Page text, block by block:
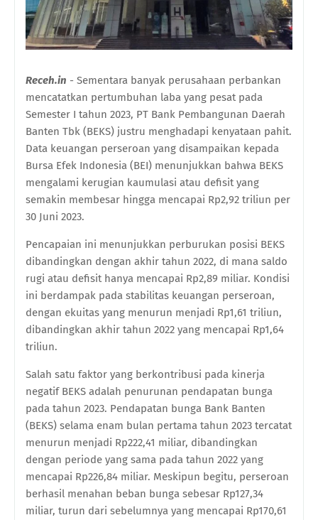
Receh.in - Sementara banyak perusahaan perbankan
mencatatkan pertumbuhan laba yang pesat pada
Semester I tahun 2023, PT Bank Pembangunan Daerah
Banten Tbk (BEKS) justru menghadapi kenyataan pahit.
Data keuangan perseroan yang disampaikan kepada
Bursa Efek Indonesia (BEI) menunjukkan bahwa BEKS
mengalami kerugian kaumulasi atau defisit yang
semakin membesar hingga mencapai Rp2,92 triliun per
30 Juni 2023.
Pencapaian ini menunjukkan perburukan posisi BEKS
dibandingkan dengan akhir tahun 2022, di mana saldo
rugi atau defisit hanya mencapai Rp2,89 miliar. Kondisi
ini berdampak pada stabilitas keuangan perseroan,
dengan ekuitas yang menurun menjadi Rp1,61 triliun,
dibandingkan akhir tahun 2022 yang mencapai Rp1,64
triliun.
Salah satu faktor yang berkontribusi pada kinerja
negatif BEKS adalah penurunan pendapatan bunga
pada tahun 2023. Pendapatan bunga Bank Banten
(BEKS) selama enam bulan pertama tahun 2023 tercatat
menurun menjadi Rp222,41 miliar, dibandingkan
dengan periode yang sama pada tahun 2022 yang
mencapai Rp226,84 miliar. Meskipun begitu, perseroan
berhasil menahan beban bunga sebesar Rp127,34
miliar, turun dari sebelumnya yang mencapai Rp170,61